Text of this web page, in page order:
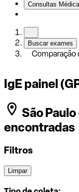
Consultas
Buscar exames
Comparação
IgE painel
São Paulo
encontradas
Filtros
Limpar